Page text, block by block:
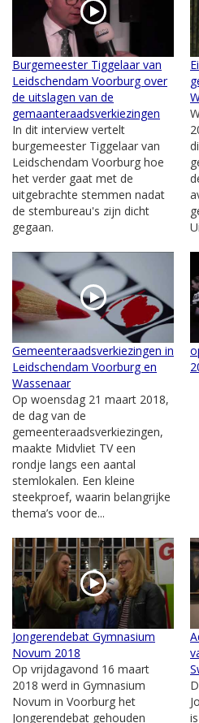
Burgemeester Tiggelaar van
Leidschendam Voorburg over
de uitslagen van de
gemaanteraadsverkiezingen
In dit interview vertelt
burgemeester Tiggelaar van
Leidschendam Voorburg hoe
het verder gaat met de
uitgebrachte stemmen nadat
de stembureau's zijn dicht
gegaan.
Gemeenteraadsverkiezingen in
Leidschendam Voorburg en
Wassenaar
Op woensdag 21 maart 2018,
de dag van de
gemeenteraadsverkiezingen,
maakte Midvliet TV een
rondje langs een aantal
stemlokalen. Een kleine
steekproef, waarin belangrijke
thema’s voor de...
Jongerendebat Gymnasium
Novum 2018
Op vrijdagavond 16 maart
2018 werd in Gymnasium
Novum in Voorburg het
Jongerendebat gehouden